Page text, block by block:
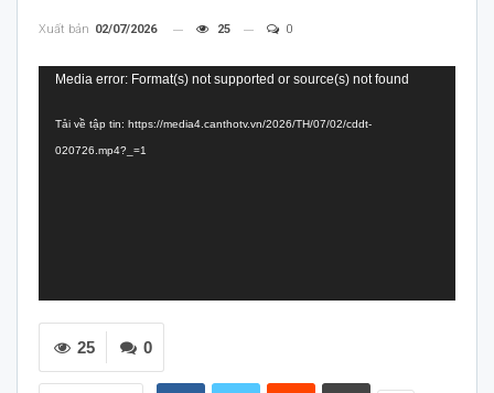
Xuất bản 02/07/2026 25 0
Trình
Video
Media error: Format(s) not supported or source(s) not found
Tải về tập tin: https://media4.canthotv.vn/2026/TH/07/02/cddt-
020726.mp4?_=1
0
25